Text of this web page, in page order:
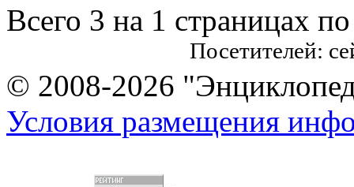
Всего 3 на 1 страницах
Посетителей:
© 2008-2026
Условия размещения